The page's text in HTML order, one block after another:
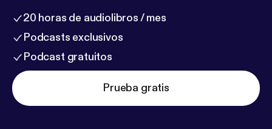
20 horas de audiolibros / mes
Podcasts exclusivos
Podcast gratuitos
Prueba gratis